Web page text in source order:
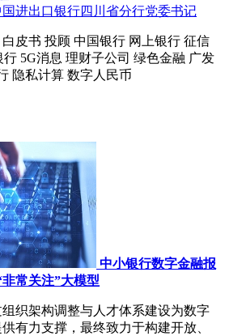
进出口银行四川省分行党委书记
白皮书 投顾 中国银行 网上银行 征信
行 5G消息 理财子公司 绿色金融 广发
隐私计算 数字人民币
中小银行数字金融报
常关注”大模型
织架构调整与人才体系建设为数字
有力支撑，最终致力于构建开放、